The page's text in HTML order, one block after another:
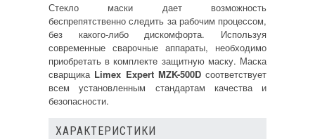
Стекло маски дает возможность
беспрепятственно следить за рабочим процессом,
без какого-либо дискомфорта. Используя
современные сварочные аппараты, необходимо
приобретать в комплекте защитную маску. Маска
сварщика Limex Expert MZK-500Dсоответствует
всем установленным стандартам качества и
безопасности.
ХАРАКТЕРИСТИКИ